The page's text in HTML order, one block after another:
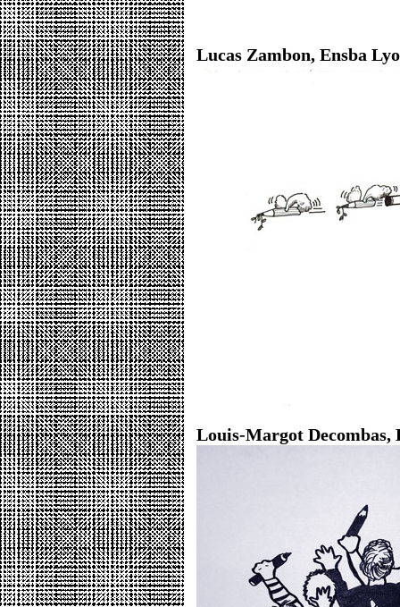
Lucas Zambon, Ensba
Louis-Margot Decombas,